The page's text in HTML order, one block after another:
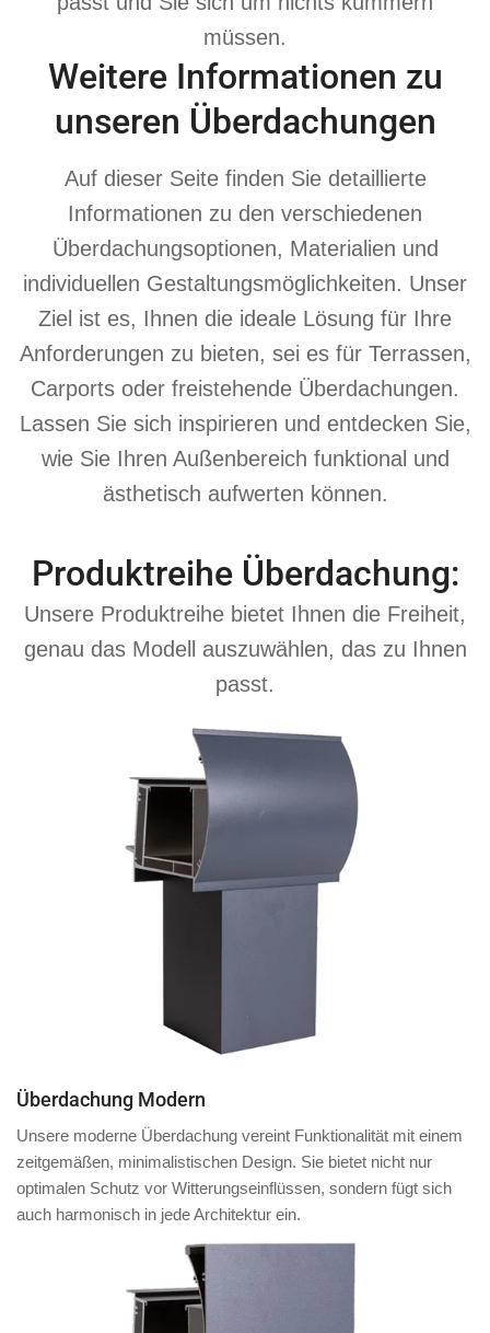
müssen.
Weitere Informationen zu
unseren Überdachungen
Auf dieser Seite finden Sie detaillierte
Informationen zu den verschiedenen
Überdachungsoptionen, Materialien und
individuellen Gestaltungsmöglichkeiten. Unser
Ziel ist es, Ihnen die ideale Lösung für Ihre
Anforderungen zu bieten, sei es für Terrassen,
Carports oder freistehende Überdachungen.
Lassen Sie sich inspirieren und entdecken Sie,
wie Sie Ihren Außenbereich funktional und
ästhetisch aufwerten können.
Produktreihe Überdachung:
Unsere Produktreihe bietet Ihnen die Freiheit,
genau das Modell auszuwählen, das zu Ihnen
passt.
Überdachung Modern
Unsere moderne Überdachung vereint Funktionalität mit einem
zeitgemäßen, minimalistischen Design. Sie bietet nicht nur
optimalen Schutz vor Witterungseinflüssen, sondern fügt sich
auch harmonisch in jede Architektur ein.